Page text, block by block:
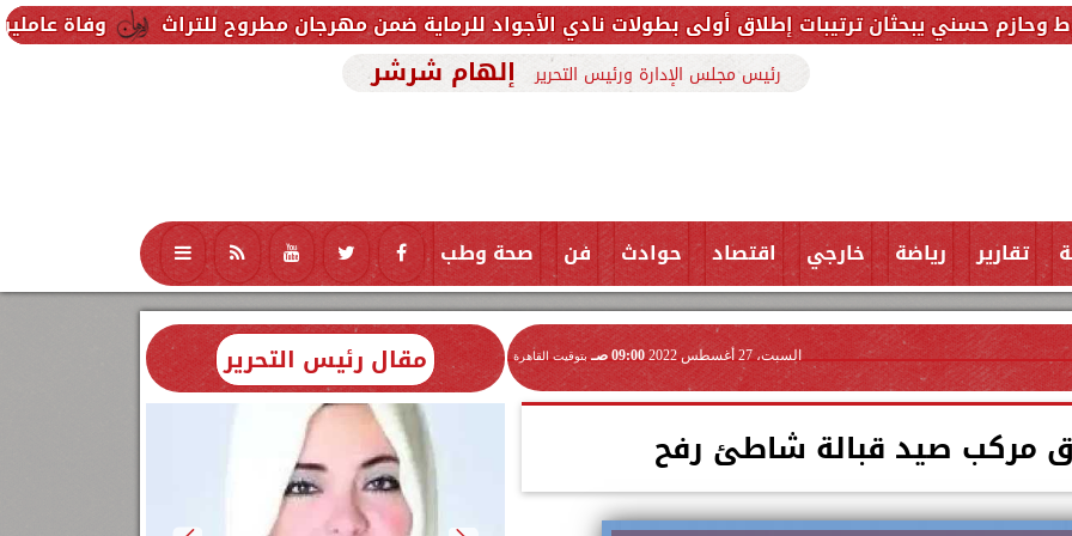
وفاة عاملين متأثرين ترتيبات إطلاق أولى بطولات نادي الأجواد للرماية ضمن مهرجان مطروح للتراث
رئيس مجلس الإدارة ورئيس التحرير إلهام شرشر
تقارير رياضة خارجي اقتصاد حوادث فن صحة وطب تكنولوجيا منوعات محافظات
السبت، 27 أغسطس 2022 09:00 صـ بتوقيت القاهرة
مركب صيد قبالة شاطئ رفح
مقال رئيس التحرير